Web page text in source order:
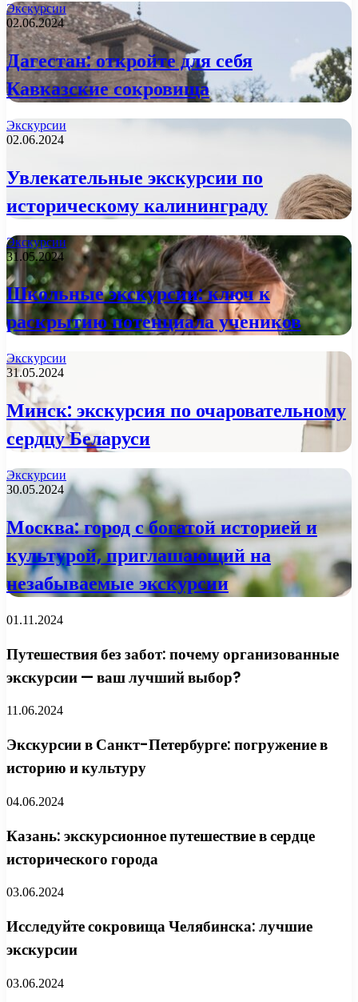
Экскурсии
02.06.2024
Дагестан: откройте для себя
Кавказские сокровища
Экскурсии
02.06.2024
Увлекательные экскурсии по
историческому калининграду
Экскурсии
31.05.2024
Школьные экскурсии: ключ к
раскрытию потенциала учеников
Экскурсии
31.05.2024
Минск: экскурсия по очаровательному
сердцу Беларуси
Экскурсии
30.05.2024
Москва: город с богатой историей и
культурой, приглашающий на
незабываемые экскурсии
01.11.2024
Путешествия без забот: почему организованные
экскурсии — ваш лучший выбор?
11.06.2024
Экскурсии в Санкт-Петербурге: погружение в
историю и культуру
04.06.2024
Казань: экскурсионное путешествие в сердце
исторического города
03.06.2024
Исследуйте сокровища Челябинска: лучшие
экскурсии
03.06.2024